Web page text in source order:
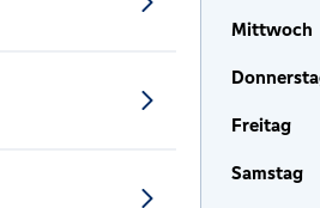
Mittwoch
Freitag
Samstag